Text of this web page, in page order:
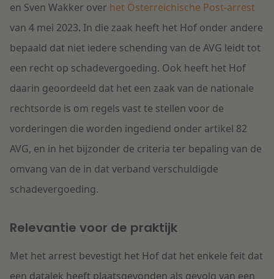
en Sven Wakker over het Österreichische Post-arrest
van 4 mei 2023. In die zaak heeft het Hof onder andere
bepaald dat niet iedere schending van de AVG leidt tot
een recht op schadevergoeding. Ook heeft het Hof
daarin geoordeeld dat het een zaak van de nationale
rechtsorde is om regels vast te stellen voor de
vorderingen die worden ingediend onder artikel 82
AVG, en in het bijzonder de criteria ter bepaling van de
omvang van de in dat verband verschuldigde
schadevergoeding.
Relevantie voor de praktijk
Met het arrest bevestigt het Hof dat het enkele feit dat
een datalek heeft plaatsgevonden als gevolg van een